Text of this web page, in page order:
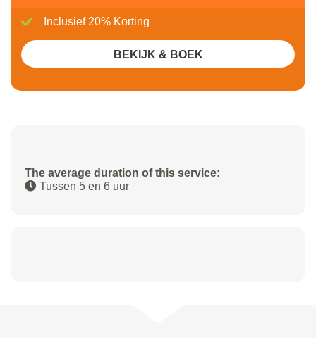
The average duration of this service:
Tussen 5 en 6 uur
Inclusief 20% Korting
BEKIJK & BOEK